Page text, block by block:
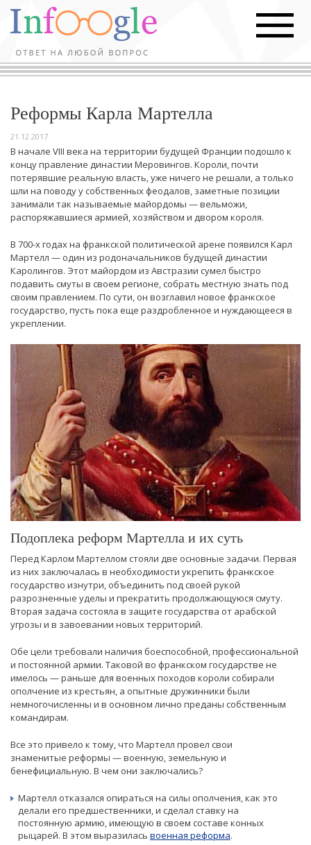
Реформы Карла Мартелла
21.12.2017
В начале VIII века на территории будущей Франции подошло к
концу правление династии Меровингов. Короли, почти
потерявшие реальную власть, уже ничего не решали, а только
шли на поводу у собственных феодалов, заметные позиции
занимали так называемые майордомы — вельможи,
распоряжавшиеся армией, хозяйством и двором короля.
В 700-х годах на франкской политической арене появился Карл
Мартелл — один из родоначальников будущей династии
Каролингов. Этот майордом из Австразии сумел быстро
подавить смуты в своем регионе, собрать местную знать под
своим правлением. По сути, он возглавил новое франкское
государство, пусть пока еще раздробленное и нуждающееся в
укреплении.
Подоплека реформ Мартелла и их суть
Перед Карлом Мартеллом стояли две основные задачи. Первая
из них заключалась в необходимости укрепить франкское
государство изнутри, объединить под своей рукой
разрозненные уделы и прекратить продолжающуюся смуту.
Вторая задача состояла в защите государства от арабской
угрозы и в завоевании новых территорий.
Обе цели требовали наличия боеспособной, профессиональной
и постоянной армии. Таковой во франкском государстве не
имелось — раньше для военных походов короли собирали
ополчение из крестьян, а опытные дружинники были
немногочисленны и в основном лично преданы собственным
командирам.
Все это привело к тому, что Мартелл провел свои
знаменитые реформы — военную, земельную и
бенефициальную. В чем они заключались?
Мартелл отказался опираться на силы ополчения, как это
делали его предшественники, и сделал ставку на
постоянную армию, имеющую в своем составе конных
рыцарей. В этом выразилась военная реформа.